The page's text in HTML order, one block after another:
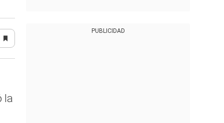
la
PUBLICIDAD